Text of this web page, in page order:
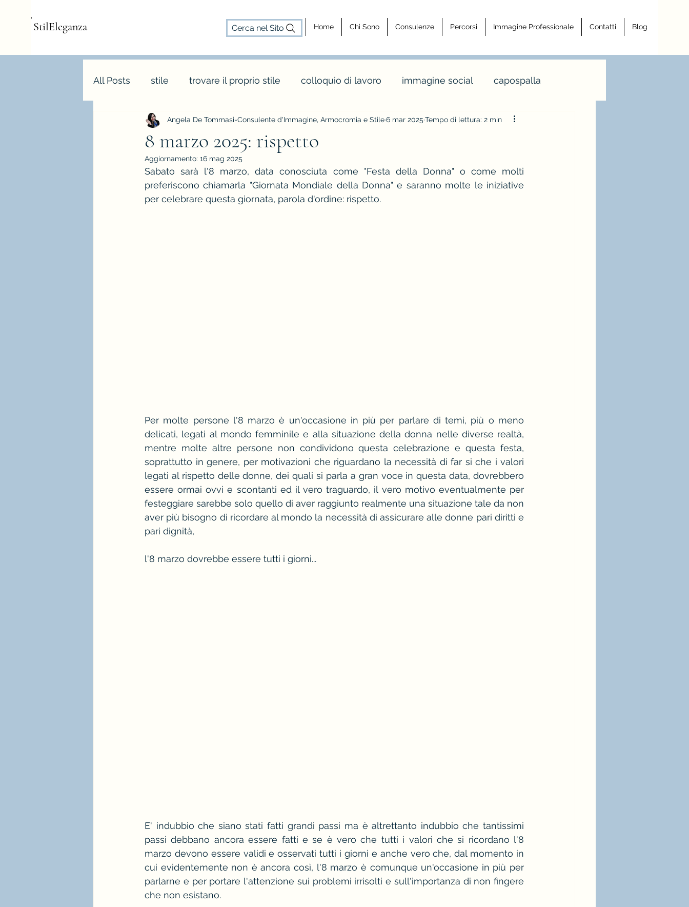
StilEleganza Cerca nel Sito Home Chi Sono Consulenze Percorsi Immagine Professionale Contatti Blog
All Posts stile trovare il proprio stile colloquio di lavoro immagine social capospalla
consulenza d'immagine cosa fa un consulente d'immagine consulenza armocromia
armocromia forme body shapes
stagione e palette autunno colori e abbinamenti di colore
8 marzo 2025: rispetto
Angela De Tommasi-Consulente d'Immagine, Armocromia e Stile6 mar 2025 Tempo di lettura: 2 min
Aggiornamento: 16 mag 2025
Sabato sarà l'8 marzo, data conosciuta come "Festa della Donna" o come molti
preferiscono chiamarla "Giornata Mondiale della Donna" e saranno molte le iniziative
per celebrare questa giornata, parola d'ordine: rispetto.
Per molte persone l'8 marzo è un'occasione in più per parlare di temi, più o meno
delicati, legati al mondo femminile e alla situazione della donna nelle diverse realtà,
mentre molte altre persone non condividono questa celebrazione e questa festa,
soprattutto in genere, per motivazioni che riguardano la necessità di far si che i valori
legati al rispetto delle donne, dei quali si parla a gran voce in questa data, dovrebbero
essere ormai ovvi e scontanti ed il vero traguardo, il vero motivo eventualmente per
festeggiare sarebbe solo quello di aver raggiunto realmente una situazione tale da non
aver più bisogno di ricordare al mondo la necessità di assicurare alle donne pari diritti e
pari dignità,
l'8 marzo dovrebbe essere tutti i giorni...
E' indubbio che siano stati fatti grandi passi ma è altrettanto indubbio che tantissimi
passi debbano ancora essere fatti e se è vero che tutti i valori che si ricordano l'8
marzo devono essere validi e osservati tutti i giorni e anche vero che, dal momento in
cui evidentemente non è ancora così, l'8 marzo è comunque un'occasione in più per
parlarne e per portare l'attenzione sui problemi irrisolti e sull'importanza di non fingere
che non esistano.